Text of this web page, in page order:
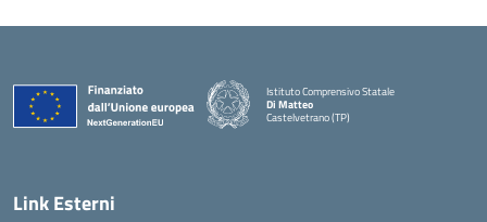
Istituto Comprensivo Statale
Di Matteo
Castelvetrano (TP)
Link Esterni